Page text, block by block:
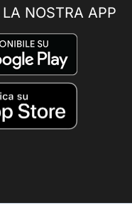
NOSTRA APP